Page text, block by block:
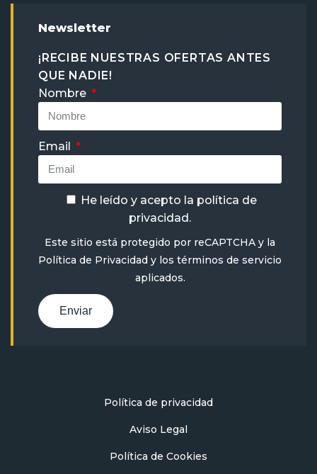
Newsletter
¡RECIBE NUESTRAS OFERTAS ANTES
QUE NADIE!
Nombre
Email
He leído y acepto la política de
privacidad.
Este sitio está protegido por reCAPTCHA y la
Política de Privacidad y los términos de servicio
aplicados.
Enviar
Política de privacidad
Aviso Legal
Política de Cookies